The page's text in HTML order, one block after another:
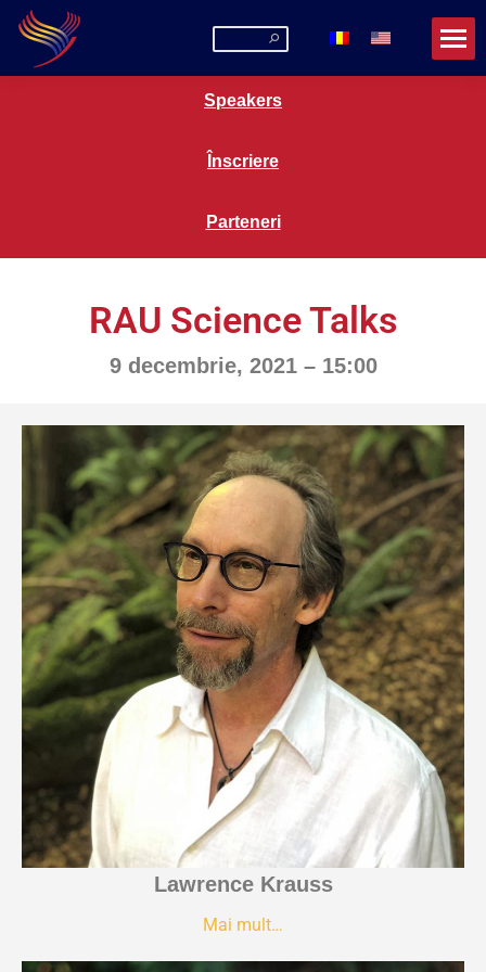
Speakers
Înscriere
Parteneri
RAU Science Talks
9 decembrie, 2021 – 15:00
Lawrence Krauss
Mai mult…